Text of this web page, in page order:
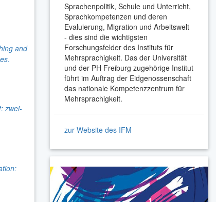
and
.
zwei-
Sprachenpolitik, Schule und Unterricht,
Sprachkompetenzen und deren
Evaluierung, Migration und Arbeitswelt
- dies sind die wichtigsten
Forschungsfelder des Instituts für
Mehrsprachigkeit. Das der Universität
und der PH Freiburg zugehörige Institut
führt im Auftrag der Eidgenossenschaft
das nationale Kompetenzzentrum für
Mehrsprachigkeit.
zur Website des IFM